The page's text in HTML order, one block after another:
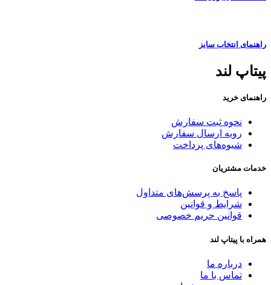
راهنمای انتخاب سایز
پیتاپ لند
راهنمای خرید
نحوه ثبت سفارش
رویه ارسال سفارش
شیوه‌های پرداخت
خدمات مشتریان
پاسخ به پرسش‌های متداول
شرایط و قوانین
قوانین حریم خصوصی
همراه با پیتاپ لند
درباره ما
تماس با ما